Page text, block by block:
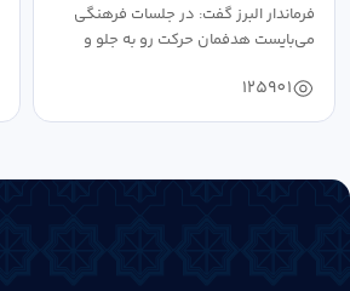
فرماندار البرز گفت: در جلسات فرهنگی
می‌بایست هدفمان حرکت رو به جلو و
125901